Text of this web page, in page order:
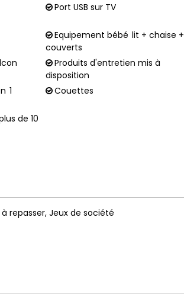
Port USB sur TV
Equipement bébé lit + chaise +
couverts
Produits d'entretien mis à
disposition
1
Couettes
de 10
repasser Jeux de société